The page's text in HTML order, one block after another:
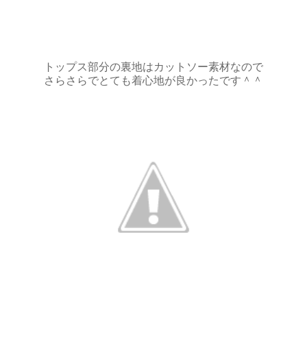
トップス部分の裏地はカットソー素材なので
さらさらでとても着心地が良かったです＾＾